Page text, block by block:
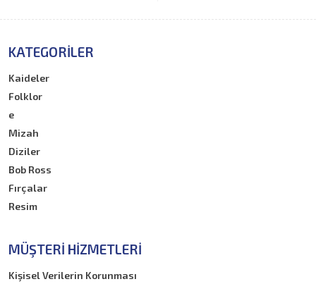
KATEGORILER
Kaideler
Folklor
e
Mizah
Diziler
Bob Ross
Fırçalar
Resim
MÜŞTERI HIZMETLERI
Kişisel Verilerin Korunması